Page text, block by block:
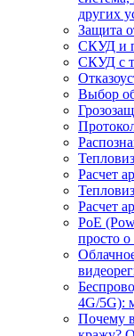
других
Защита
СКУД и
СКУД с
Выбор
Расчет
Расчет
PoE
просто
4G/5G):
Почему